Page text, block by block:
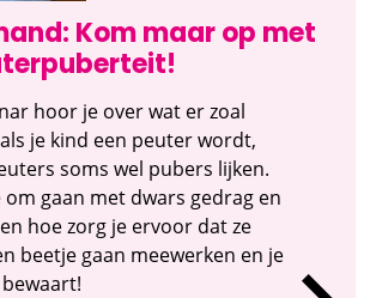
Kom maar op met
hoor je over wat er zoal
je kind een peuter wordt,
soms wel pubers lijken.
om gaan met dwars gedrag en
hoe zorg je ervoor dat ze
beetje gaan meewerken en je